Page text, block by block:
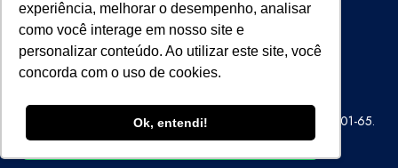
experiência, melhorar o desempenho, analisar
como você interage em nosso site e
personalizar conteúdo. Ao utilizar este site, você
concorda com o uso de cookies.
Ok, entendi!
ENTRE EM CONTATO
Site 100% Seguro
Super Visão Perícias e Vistorias Ltda – CNPJ 07.686.414/0001-65.